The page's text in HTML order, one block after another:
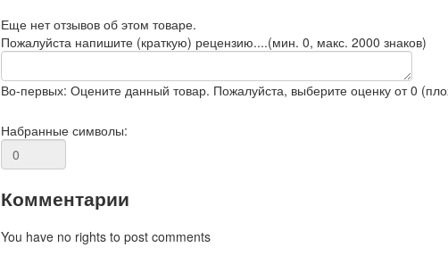
Еще нет отзывов об этом товаре.
Пожалуйста напишите (краткую) рецензию....(мин. 0, макс. 2000 знаков)
Во-первых: Оцените данный товар. Пожалуйста, выберите оценку от 0
Набранные символы:
Комментарии
You have no rights to post comments